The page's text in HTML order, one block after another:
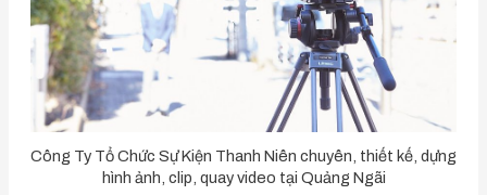
Công Ty Tổ Chức Sự Kiện Thanh Niên chuyên, thiết kế, dựng
hình ảnh, clip, quay video tại Quảng Ngãi